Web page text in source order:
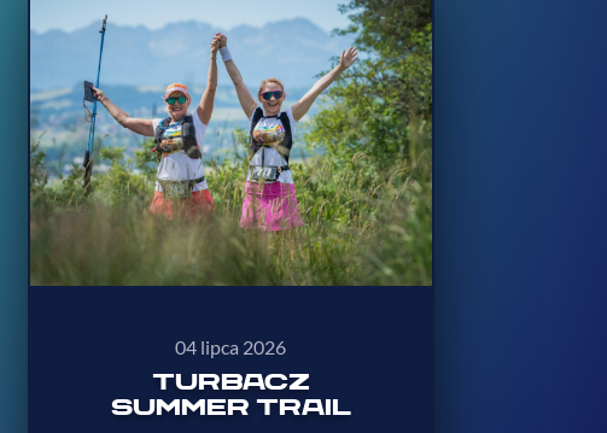
04 lipca 2026
TURBACZ
SUMMER TRAIL